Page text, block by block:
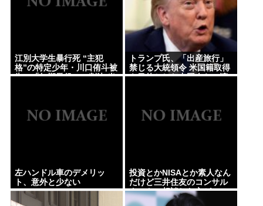
つある
江別大学生暴行死 “主犯
格”の特定少年・川口侑斗被
告に「無期懲役」の判決 当
トランプ氏、「出産旅行」
禁じる大統領令 米国籍取得
を目的とした中国人らの渡
左ハンドル車のデメリッ
ト、意外と少ない
投資とかNISAとか素人なん
だけど三井住友のコンサル
タントに相談した方がいい
のか？